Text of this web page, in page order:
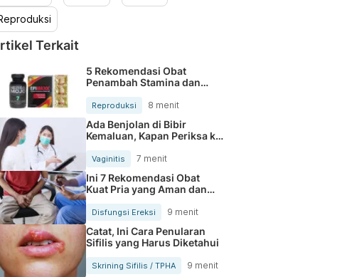
Terkait
5 Rekomendasi Obat
Penambah Stamina dan
Reproduksi 8 menit
Ada Benjolan di Bibir
Kemaluan, Kapan Periksa ke
Vaginitis 7 menit
Ini 7 Rekomendasi Obat
Kuat Pria yang Aman dan
Efektif
Disfungsi Ereksi 9 menit
Catat, Ini Cara Penularan
Sifilis yang Harus Diketahui
Skrining Sifilis / TPHA 9 menit